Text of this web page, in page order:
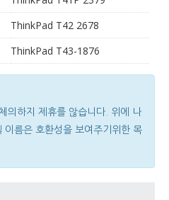
ThinkPad T42 2678
ThinkPad T43-1876
의하지 제휴를 않습니다. 위에 나
이름은 호환성을 보여주기위한 목